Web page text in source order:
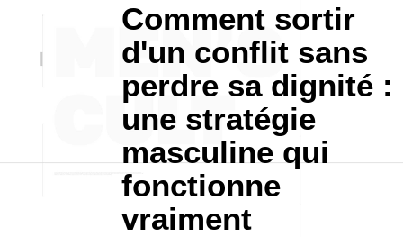
Comment sortir
d'un conflit sans
perdre sa dignité :
une stratégie
masculine qui
fonctionne
vraiment